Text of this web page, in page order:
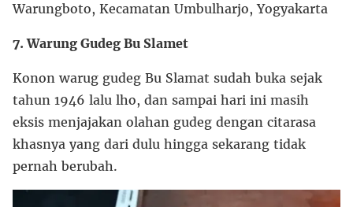
Warungboto, Kecamatan Umbulharjo, Yogyakarta
7. Warung Gudeg Bu Slamet
Konon warug gudeg Bu Slamat sudah buka sejak
tahun 1946 lalu lho, dan sampai hari ini masih
eksis menjajakan olahan gudeg dengan citarasa
khasnya yang dari dulu hingga sekarang tidak
pernah berubah.